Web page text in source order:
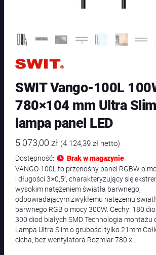
SWIT Vango-100L
780×104 mm Ultra
lampa panel LED
5 073,00zł (4 124,39zł netto)
Dostępność:
Brak w magazynie
VANGO-100L to przenośny panel RGBW o
i długości 3×0,5′, charakteryzujący się
wysokim natężeniem światła barwnego,
odpowiadającym zwykłemu natężeniu
barwnego RGB o mocy 300W. Cechy: 180
300 diod białych SMD Technologia montażu
Lampa Ultra Slim o grubości tylko 21mm
cicha, bez wentylatora Rozmiar 780 x…